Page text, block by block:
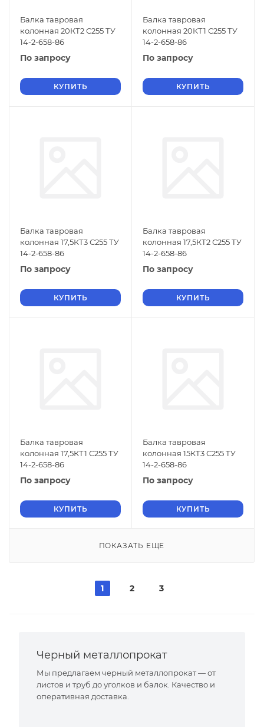
Балка тавровая
колонная 20КТ2 С255 ТУ
14-2-658-86
По запросу
КУПИТЬ
Балка тавровая
колонная 20КТ1 С255 ТУ
14-2-658-86
По запросу
КУПИТЬ
Балка тавровая
колонная 17,5КТ3 С255 ТУ
14-2-658-86
По запросу
КУПИТЬ
Балка тавровая
колонная 17,5КТ2 С255 ТУ
14-2-658-86
По запросу
КУПИТЬ
Балка тавровая
колонная 17,5КТ1 С255 ТУ
14-2-658-86
По запросу
КУПИТЬ
Балка тавровая
колонная 15КТ3 С255 ТУ
14-2-658-86
По запросу
КУПИТЬ
ПОКАЗАТЬ ЕЩЕ
1 2 3
Черный металлопрокат
Мы предлагаем черный металлопрокат — от
листов и труб до уголков и балок. Качество и
оперативная доставка.